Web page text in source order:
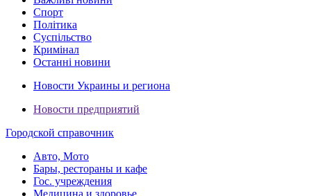
Спорт
Політика
Суспільство
Кримінал
Останні новини
Новости Украины и региона
Новости предприятий
Городской справочник
Авто, Мото
Бары, рестораны и кафе
Гос. учреждения
Медицина и здоровье